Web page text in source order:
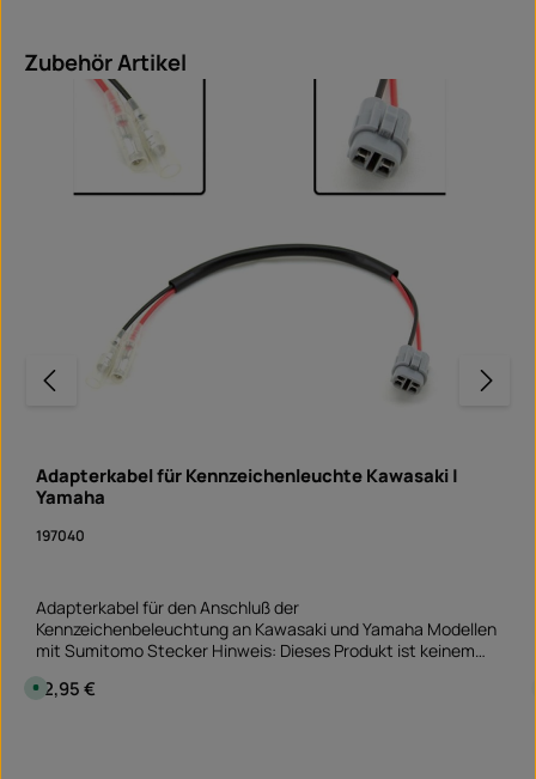
Produktgalerie überspringen
Zubehör Artikel
Adapterkabel für Kennzeichenleuchte Kawasaki |
Yamaha
197040
Adapterkabel für den Anschluß der
Kennzeichenbeleuchtung an Kawasaki und Yamaha Modellen
mit Sumitomo Stecker Hinweis: Dieses Produkt ist keinem
Artikel passt und/oder benötigt wird.
Regulärer Preis:
S
o
12,95 €